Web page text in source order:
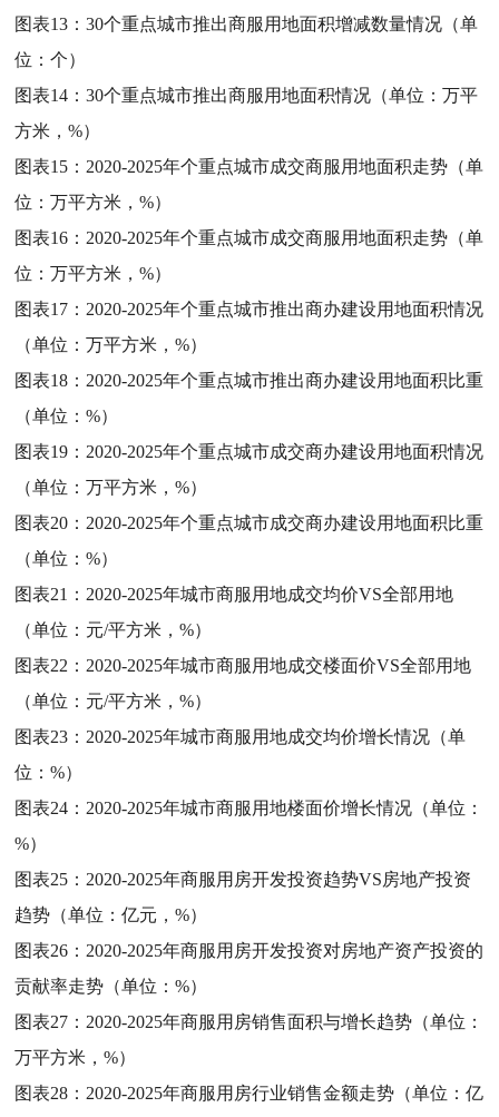
图表13：30个重点城市推出商服用地面积增减数量情况（单
位：个）
图表14：30个重点城市推出商服用地面积情况（单位：万平
方米，%）
图表15： 2020-2025年个重点城市成交商服用地面积走势（单
位：万平方米，%）
图表16： 2020-2025年个重点城市成交商服用地面积走势（单
位：万平方米，%）
图表17： 2020-2025年个重点城市推出商办建设用地面积情况
（单位：万平方米，%）
图表18： 2020-2025年个重点城市推出商办建设用地面积比重
（单位：%）
图表19： 2020-2025年个重点城市成交商办建设用地面积情况
（单位：万平方米，%）
图表20： 2020-2025年个重点城市成交商办建设用地面积比重
（单位：%）
图表21： 2020-2025年城市商服用地成交均价VS全部用地
（单位：元/平方米，%）
图表22： 2020-2025年城市商服用地成交楼面价VS全部用地
（单位：元/平方米，%）
图表23： 2020-2025年城市商服用地成交均价增长情况（单
位：%）
图表24： 2020-2025年城市商服用地楼面价增长情况（单位：
%）
图表25： 2020-2025年商服用房开发投资趋势VS房地产投资
趋势（单位：亿元，%）
图表26： 2020-2025年商服用房开发投资对房地产资产投资的
贡献率走势（单位：%）
图表27： 2020-2025年商服用房销售面积与增长趋势（单位：
万平方米，%）
图表28： 2020-2025年商服用房行业销售金额走势（单位：亿